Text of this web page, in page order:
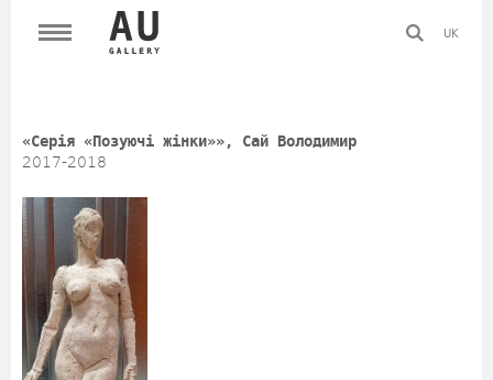
UK
«Серія «Позуючі жінки»», Сай Володимир
2017-2018